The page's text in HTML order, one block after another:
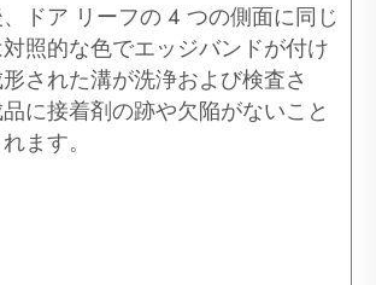
ドア リーフの 4 つの側面に同じ
照的な色でエッジバンドが付け
された溝が洗浄および検査さ
に接着剤の跡や欠陥がないこと
ます。